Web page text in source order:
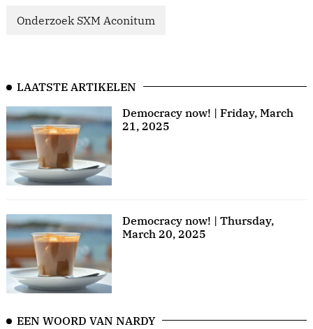
Onderzoek SXM Aconitum
LAATSTE ARTIKELEN
Democracy now! | Friday, March
21, 2025
Democracy now! | Thursday,
March 20, 2025
EEN WOORD VAN NARDY